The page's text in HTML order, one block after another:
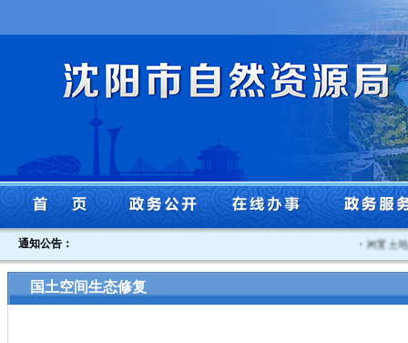
通知公告： 闲置土地
国土空间生态修复